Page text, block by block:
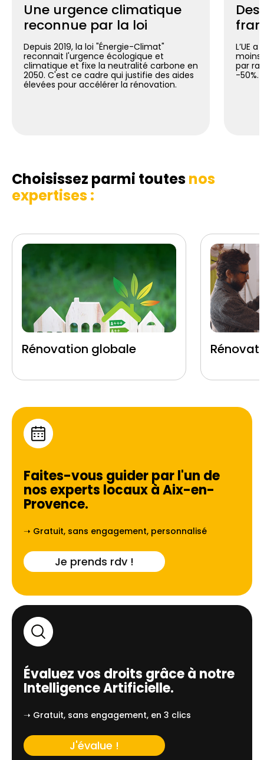
Une urgence climatique
reconnue par la loi
Depuis 2019, la loi "Énergie-Climat"
reconnait l'urgence écologique et
climatique et fixe la neutralité carbone en
2050. C'est ce cadre qui justifie des aides
élevées pour accélérer la rénovation.
L’UE
moins
par
-50%.
Choisissez parmi toutesnos
expertises :
Rénovation globale
Faites-vous guider par l'un de
nos experts locaux àAix-en-
Provence.
➝ Gratuit, sans engagement, personnalisé
Je prends rdv !
Évaluez vos droits grâce à notre
Intelligence Artificielle.
➝ Gratuit, sans engagement, en 3 clics
J'évalue !